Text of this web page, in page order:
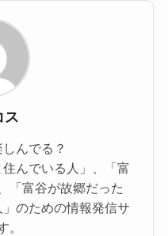
ス
んでる？
んでいる人」、「富
「富谷が故郷だった
のための情報発信サ
。